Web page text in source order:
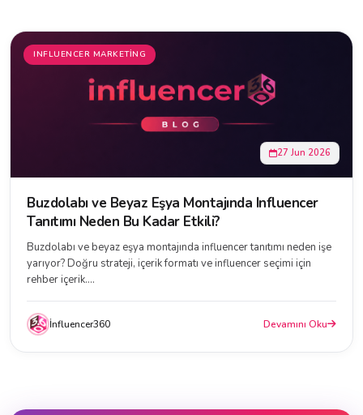
INFLUENCER MARKETING
27 Jun 2026
Buzdolabı ve Beyaz Eşya Montajında Influencer
Tanıtımı Neden Bu Kadar Etkili?
Buzdolabı ve beyaz eşya montajında influencer tanıtımı neden işe
yarıyor? Doğru strateji, içerik formatı ve influencer seçimi için
rehber içerik....
İnfluencer360 Devamını Oku